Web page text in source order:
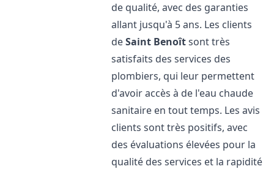
de qualité, avec des garanties
allant jusqu'à 5 ans. Les clients
deSaint Benoîtsont très
satisfaits des services des
plombiers, qui leur permettent
d'avoir accès à de l'eau chaude
sanitaire en tout temps. Les avis
clients sont très positifs, avec
des évaluations élevées pour la
qualité des services et la rapidité